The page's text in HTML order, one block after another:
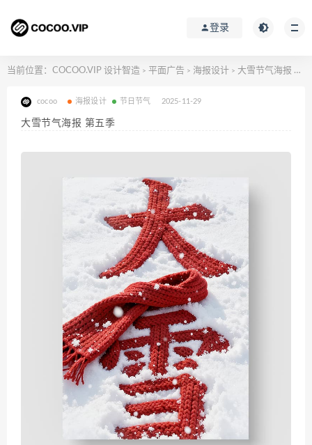
登录
当前位置： COCOO.VIP 设计智造 > 平面广告 > 海报设计 > 大雪节气海报 第五季
cocoo 海报设计 节日节气 2025-11-29
大雪节气海报 第五季